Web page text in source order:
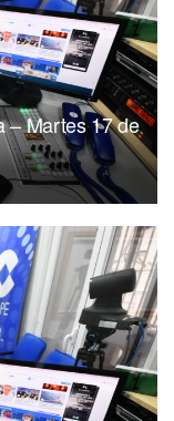
– Martes 17 de